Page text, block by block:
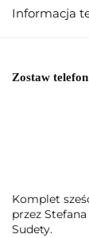
Informacja
Zostaw telefon
Komplet
przez
Sudety.